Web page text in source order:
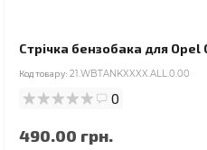
Стрічка бензобака для Opel
Код товару: 21.WBTANKXXXX.ALL.0.00
0
490.00 грн.